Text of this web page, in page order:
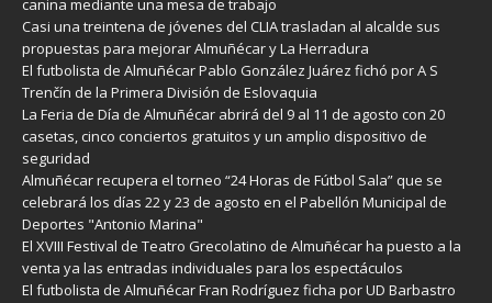
canina mediante una mesa de trabajo
Casi una treintena de jóvenes del CLIA trasladan al alcalde sus
propuestas para mejorar Almuñécar y La Herradura
El futbolista de Almuñécar Pablo González Juárez fichó por A S
Trenčín de la Primera División de Eslovaquia
La Feria de Día de Almuñécar abrirá del 9 al 11 de agosto con 20
casetas, cinco conciertos gratuitos y un amplio dispositivo de
seguridad
Almuñécar recupera el torneo “24 Horas de Fútbol Sala” que se
celebrará los días 22 y 23 de agosto en el Pabellón Municipal de
Deportes "Antonio Marina"
El XVIII Festival de Teatro Grecolatino de Almuñécar ha puesto a la
venta ya las entradas individuales para los espectáculos
El futbolista de Almuñécar Fran Rodríguez ficha por UD Barbastro